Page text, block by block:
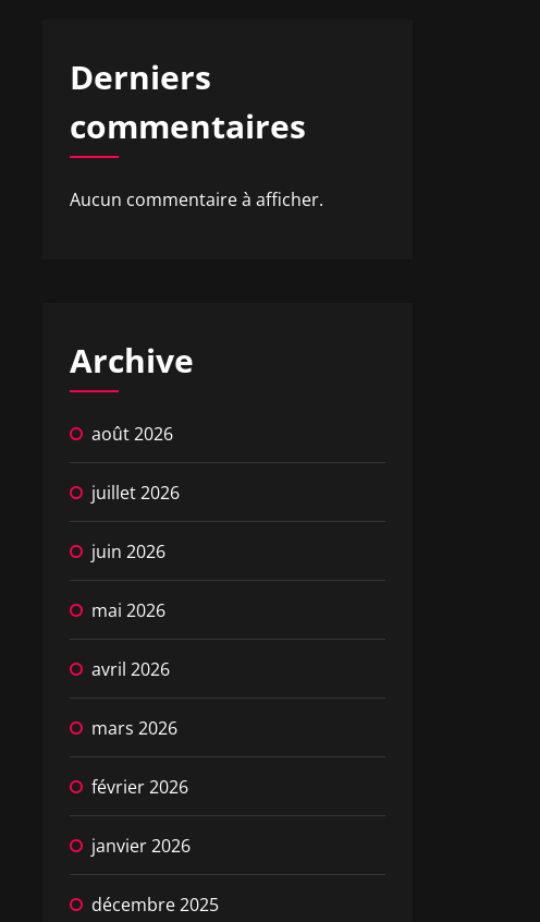
Derniers
commentaires
Aucun commentaire à afficher.
Archive
août 2026
juillet 2026
juin 2026
mai 2026
avril 2026
mars 2026
février 2026
janvier 2026
décembre 2025